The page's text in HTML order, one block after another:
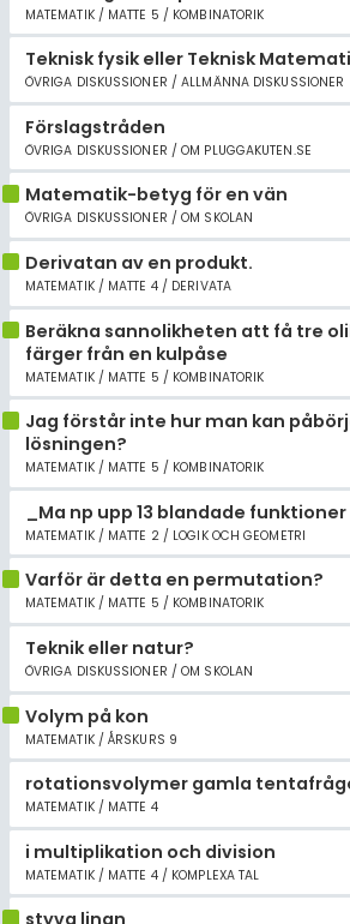
MATEMATIK / MATTE 5 / KOMBINATORIK
Teknisk fysik eller Teknisk
ÖVRIGA DISKUSSIONER / ALLMÄNNA DISKUSSIONER
Förslagstråden
ÖVRIGA DISKUSSIONER / OM PLUGGAKUTEN.SE
Matematik-betyg för en vän
ÖVRIGA DISKUSSIONER / OM SKOLAN
Derivatan av en produkt.
MATEMATIK / MATTE 4 / DERIVATA
Beräkna sannolikheten att få tre
färger från en kulpåse
MATEMATIK / MATTE 5 / KOMBINATORIK
Jag förstår inte hur man kan
lösningen?
MATEMATIK / MATTE 5 / KOMBINATORIK
_Ma np upp 13 blandade funktioner
MATEMATIK / MATTE 2 / LOGIK OCH GEOMETRI
Varför är detta en permutation?
MATEMATIK / MATTE 5 / KOMBINATORIK
Teknik eller natur?
ÖVRIGA DISKUSSIONER / OM SKOLAN
Volym på kon
MATEMATIK / ÅRSKURS 9
rotationsvolymer gamla
MATEMATIK / MATTE 4
i multiplikation och division
MATEMATIK / MATTE 4 / KOMPLEXA TAL